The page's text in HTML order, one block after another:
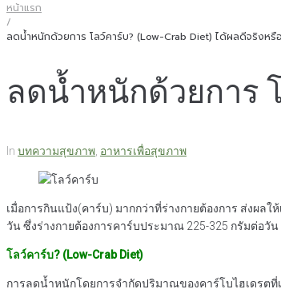
หน้าแรก
/
ลดน้ำหนักด้วยการ โลว์คาร์บ? (Low-Crab Diet) ได้ผลดีจริงหรื
ลดน้ำหนักด้วยการ
In บทความสุขภาพ อาหารเพื่อสุขภาพ
เมื่อการกินแป้ง(คาร์บ) มากกว่าที่ร่างกายต้องการ ส่งผล
วัน ซึ่งร่างกายต้องการคาร์บประมาณ 225-325 กรัมต่อ
โลว์คาร์บ? (Low-Crab Diet)
การลดน้ำหนักโดยการจำกัดปริมาณของคาร์โบไฮเดรต